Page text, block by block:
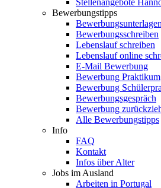
Stellenangebote
Bewerbungstipps
Bewerbungsunterlagen
Bewerbungsschreiben
Lebenslauf schreiben
Lebenslauf online
E-Mail Bewerbung
Bewerbung Praktikum
Bewerbung
Bewerbungsgespräch
Bewerbung
Alle Bewerbungstipps
Info
FAQ
Kontakt
Infos über Alter
Jobs im Ausland
Arbeiten in Portugal